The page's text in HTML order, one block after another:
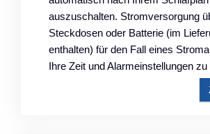
auszuschalten. Stromversorgung
Steckdosen oder Batterie (im
enthalten) für den Fall eines
Ihre Zeit und Alarmeinstellungen